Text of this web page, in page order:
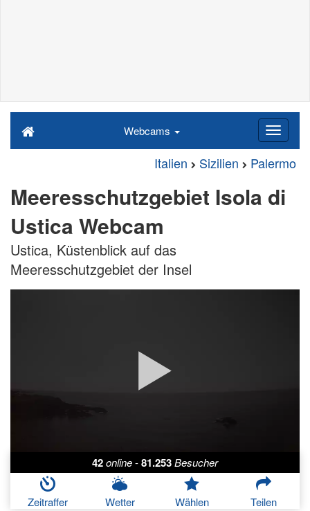
Webcams
Italien Sizilien Palermo
Meeresschutzgebiet Isola di
Ustica Webcam
Ustica, Küstenblick auf das
Meeresschutzgebiet der Insel
42online-81.253Besucher
Zeitraffer Wetter Wählen Teilen